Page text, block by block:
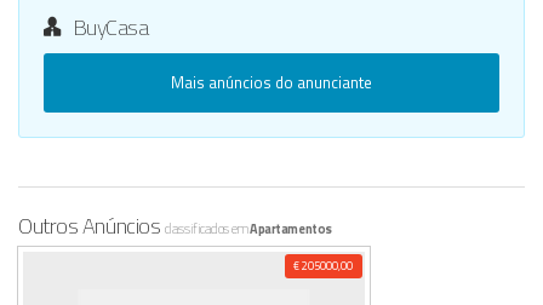
BuyCasa
Mais anúncios do anunciante
Outros Anúncios classificados emApartamentos
€ 205000,00